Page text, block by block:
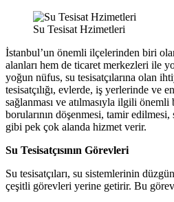
Su Tesisat Hzimetleri
İstanbul’un önemli ilçelerinden biri
alanları hem de ticaret merkezleri ile
yoğun nüfus, su tesisatçılarına olan
tesisatçılığı, evlerde, iş yerlerinde ve
sağlanması ve atılmasıyla ilgili önemli
borularının döşenmesi, tamir edilmesi,
gibi pek çok alanda hizmet verir.
Su Tesisatçısının Görevleri
Su tesisatçıları, su sistemlerinin
çeşitli görevleri yerine getirir. Bu